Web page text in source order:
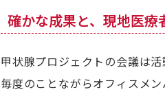
確かな成果と、現地医療
甲状腺プロジェクトの会議は
毎度のことながらオフィスメ